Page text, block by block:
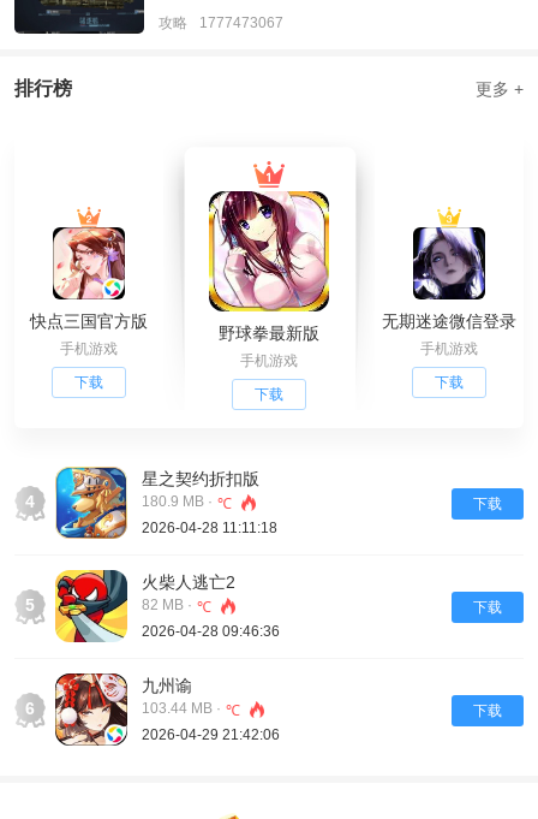
攻略 1777473067
排行榜 更多 +
快点三国官方版
手机游戏
下载
野球拳最新版
手机游戏
下载
无期迷途微信登录
手机游戏
下载
4
星之契约折扣版
180.9 MB · ℃
2026-04-28 11:11:18
下载
5
火柴人逃亡2
82 MB · ℃
2026-04-28 09:46:36
下载
6
九州谕
103.44 MB · ℃
2026-04-29 21:42:06
下载